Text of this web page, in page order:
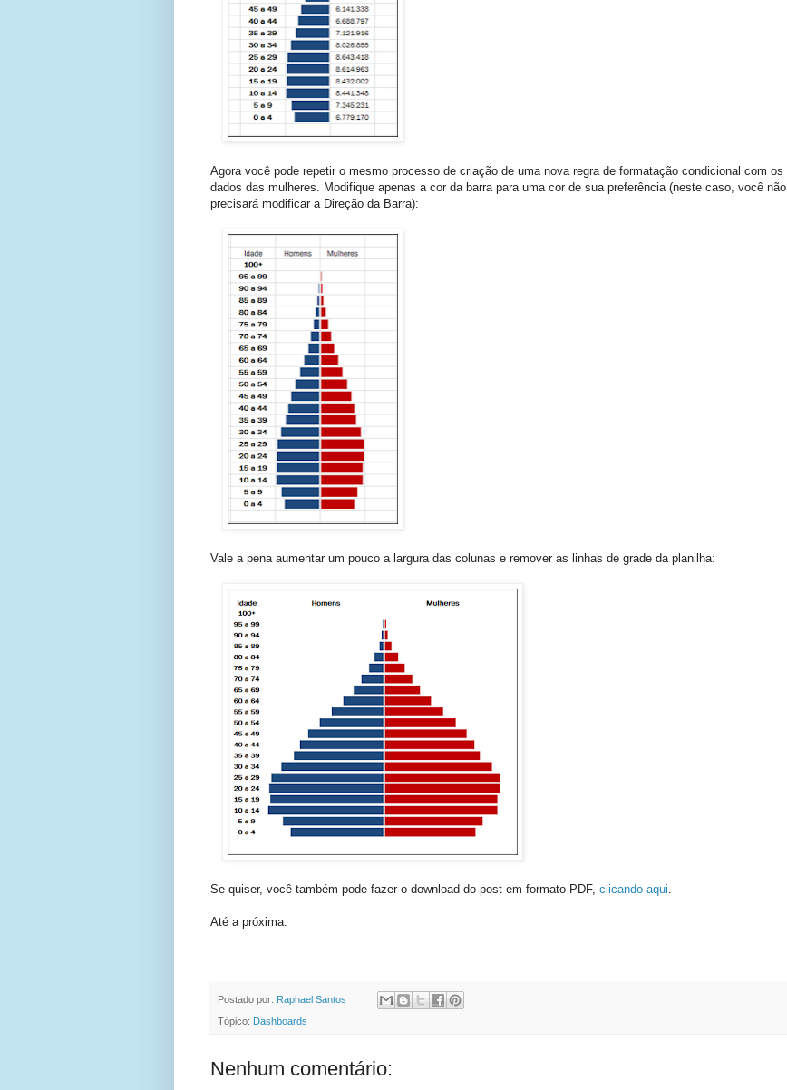
Agora você pode repetir o mesmo processo de criação de uma nova regra de formatação condicional com os
dados das mulheres. Modifique apenas a cor da barra para uma cor de sua preferência (neste caso, você não
precisará modificar a Direção da Barra):
Vale a pena aumentar um pouco a largura das colunas e remover as linhas de grade da planilha:
Se quiser, você também pode fazer o download do post em formato PDF, clicando aqui.
Até a próxima.
Postado por: Raphael Santos
Tópico: Dashboards
Nenhum comentário: